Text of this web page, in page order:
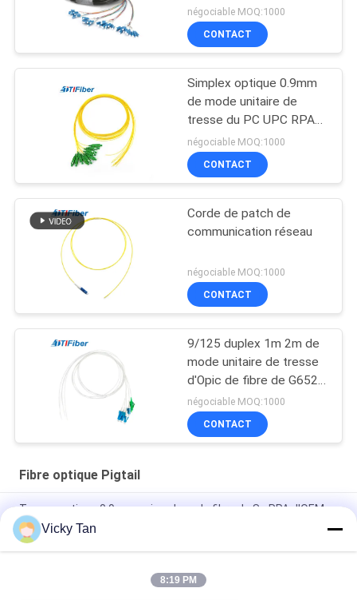
du SM 48 de LC pour
FTTH FTTX
négociable MOQ:1000
CONTACT
Simplex optique 0.9mm
de mode unitaire de
tresse du PC UPC RPA
de St FC de FTTH
négociable MOQ:1000
CONTACT
Corde de patch de
communication réseau
négociable MOQ:1000
CONTACT
9/125 duplex 1m 2m de
mode unitaire de tresse
d'Opic de fibre de G652D
G657A LSZH 3m
négociable MOQ:1000
CONTACT
Fibre optique Pigtail
Tresse optique 0.9mm unimodaux de fibre de Sc RPA d'OEM
FTTH 2.0mm 3.0mm
SM unimodal optique transparent 0.9mm de simplex du PC
Vicky Tan
8:19 PM